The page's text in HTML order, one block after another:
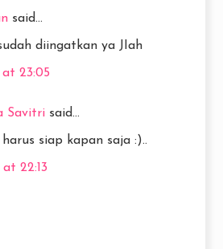
said...
diingatkan ya JIah
at 23:05
Savitri said...
siap kapan saja :)..
at 22:13